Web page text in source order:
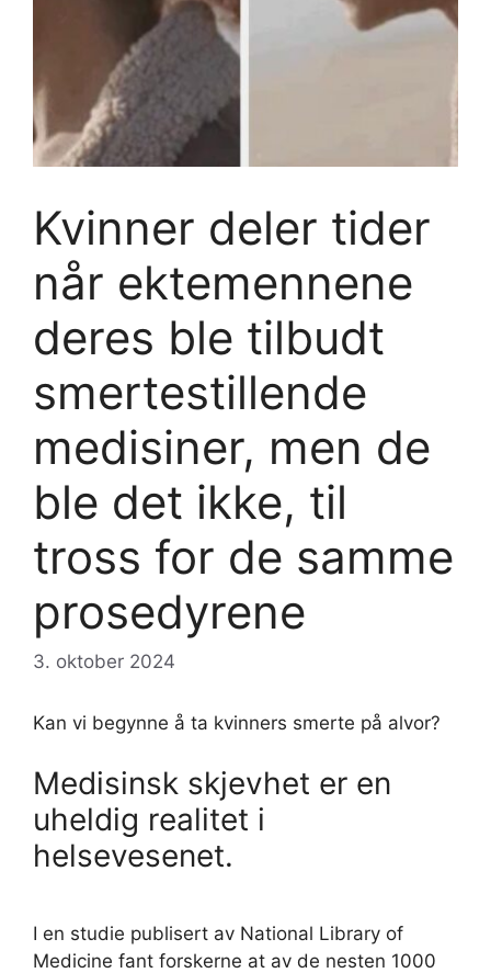
Kvinner deler tider
når ektemennene
deres ble tilbudt
smertestillende
medisiner, men de
ble det ikke, til
tross for de samme
prosedyrene
3. oktober 2024
Kan vi begynne å ta kvinners smerte på alvor?
Medisinsk skjevhet er en
uheldig realitet i
helsevesenet.
I en studie publisert av National Library of
Medicine fant forskerne at av de nesten 1000